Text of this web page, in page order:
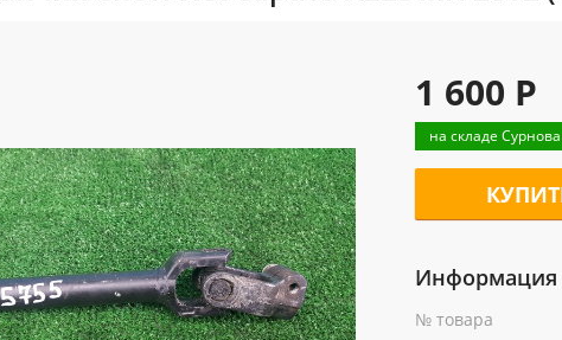
1 600 Р
на складе Сурнова
Информация
№ товара